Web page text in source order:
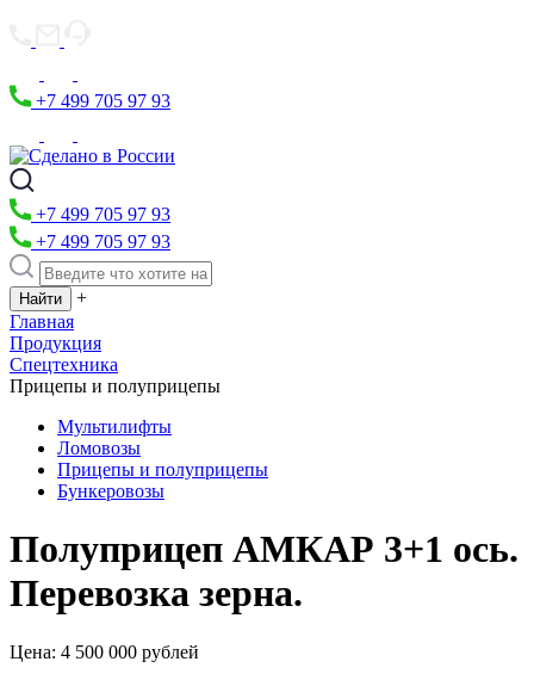
+7 499 705 97 93
+7 499 705 97 93
+7 499 705 97 93
+
Главная
Продукция
Спецтехника
Прицепы и полуприцепы
Мультилифты
Ломовозы
Прицепы и полуприцепы
Бункеровозы
Полуприцеп АМКАР 3+1 ось.
Перевозка зерна.
Цена: 4 500 000 рублей